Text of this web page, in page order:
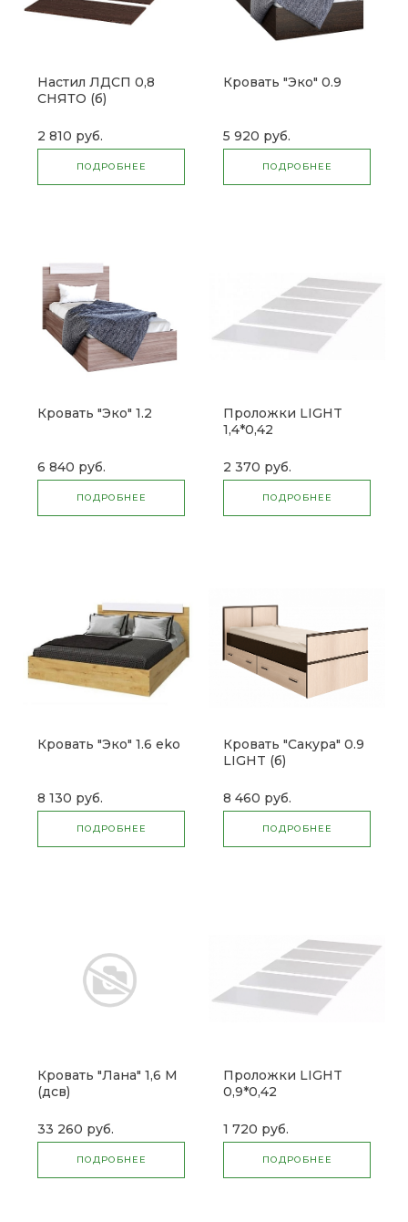
Настил ЛДСП 0,8
СНЯТО (б)
2 810 руб.
ПОДРОБНЕЕ
Кровать "Эко" 0.9
5 920 руб.
ПОДРОБНЕЕ
Кровать "Эко" 1.2
6 840 руб.
ПОДРОБНЕЕ
Проложки LIGHT
1,4*0,42
ДСП (б)
2 370 руб.
ПОДРОБНЕЕ
Кровать "Эко" 1.6 eko
8 130 руб.
ПОДРОБНЕЕ
Кровать "Сакура" 0.9
LIGHT (б)
8 460 руб.
ПОДРОБНЕЕ
Кровать "Лана" 1,6 М
(дсв)
33 260 руб.
ПОДРОБНЕЕ
Проложки LIGHT
0,9*0,42
(б)
1 720 руб.
ПОДРОБНЕЕ